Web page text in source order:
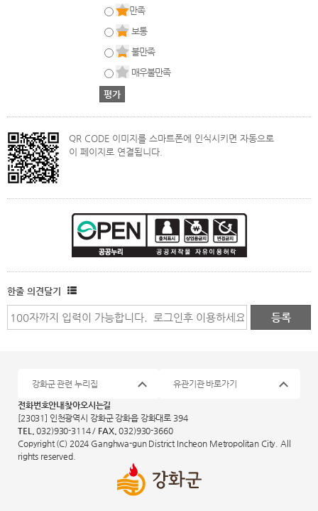
만족
보통
불만족
매우불만족
QR CODE 이미지를 스마트폰에 인식시키면 자동으로
이 페이지로 연결됩니다.
한줄 의견달기
전화번호안내 찾아오시는길
[23031] 인천광역시 강화군 강화읍 강화대로 394
TEL.
032)930-3114 / FAX. 032)930-3660
Copyright (C) 2024 Ganghwa-gun District Incheon Metropolitan City. All
rights reserved.
강화군 관련 누리집 유관기관 바로가기